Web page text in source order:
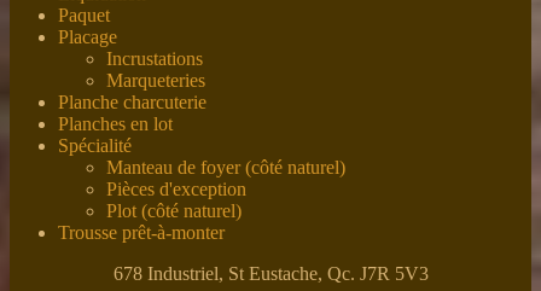
Paquet
Placage
Incrustations
Marqueteries
Planche charcuterie
Planches en lot
Spécialité
Manteau de foyer (côté naturel)
Pièces d'exception
Plot (côté naturel)
Trousse prêt-à-monter
678 Industriel, St Eustache, Qc. J7R 5V3